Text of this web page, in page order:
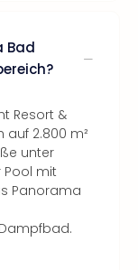
Bad
Resort &
2.800 m²
unter
mit
Panorama